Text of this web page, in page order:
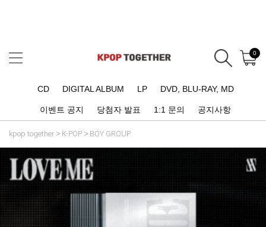
0
CD DIGITAL ALBUM LP DVD, BLU-RAY, MD
이벤트 공지 당첨자 발표 1:1 문의 공지사항
kpop together K-POP BOY GROUP